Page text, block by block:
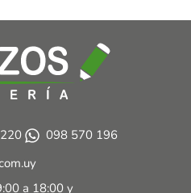
098 570 196
a 18:00 y